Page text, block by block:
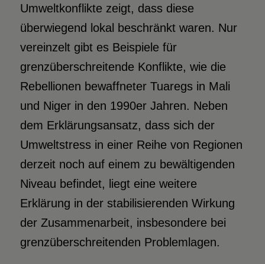
Umweltkonflikte zeigt, dass diese
überwiegend lokal beschränkt waren. Nur
vereinzelt gibt es Beispiele für
grenzüberschreitende Konflikte, wie die
Rebellionen bewaffneter Tuaregs in Mali
und Niger in den 1990er Jahren. Neben
dem Erklärungsansatz, dass sich der
Umweltstress in einer Reihe von Regionen
derzeit noch auf einem zu bewältigenden
Niveau befindet, liegt eine weitere
Erklärung in der stabilisierenden Wirkung
der Zusammenarbeit, insbesondere bei
grenzüberschreitenden Problemlagen.